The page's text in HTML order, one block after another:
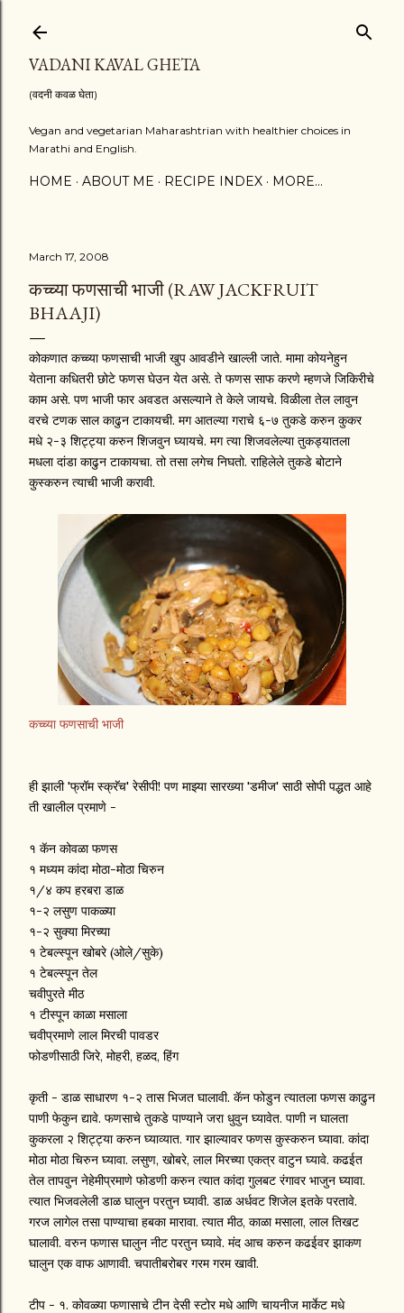
VADANI KAVAL GHETA
(वदनी कवळ घेता)
Vegan and vegetarian Maharashtrian with healthier choices in
Marathi and English.
HOME ABOUT ME RECIPE INDEX MORE…
March 17, 2008
कच्च्या फणसाची भाजी (RAW JACKFRUIT
BHAAJI)
कोकणात कच्च्या फणसाची भाजी खुप आवडीने खाल्ली जाते. मामा कोयनेहुन
येताना कधितरी छोटे फणस घेउन येत असे. ते फणस साफ करणे म्हणजे जिकिरीचे
काम असे. पण भाजी फार अवडत असल्याने ते केले जायचे. विळीला तेल लावुन
वरचे टणक साल काढुन टाकायची. मग आतल्या गराचे ६-७ तुकडे करुन कुकर
मधे २-३ शिट्ट्या करुन शिजवुन घ्यायचे. मग त्या शिजवलेल्या तुकड्यातला
मधला दांडा काढुन टाकायचा. तो तसा लगेच निघतो. राहिलेले तुकडे बोटाने
कुस्करुन त्याची भाजी करावी.
कच्च्या फणसाची भाजी
ही झाली 'फ्रॉम स्क्रॅच' रेसीपी! पण माझ्या सारख्या 'डमीज' साठी सोपी पद्धत आहे
ती खालील प्रमाणे -
१ कॅन कोवळा फणस
१ मध्यम कांदा मोठा-मोठा चिरुन
१/४ कप हरबरा डाळ
१-२ लसुण पाकळ्या
१-२ सुक्या मिरच्या
१ टेबल्स्पून खोबरे (ओले/सुके)
१ टेबल्स्पून तेल
चवीपुरते मीठ
१ टीस्पून काळा मसाला
चवीप्रमाणे लाल मिरची पावडर
फोडणीसाठी जिरे, मोहरी, हळद, हिंग
कृती - डाळ साधारण १-२ तास भिजत घालावी. कॅन फोडुन त्यातला फणस काढुन
पाणी फेकुन द्यावे. फणसाचे तुकडे पाण्याने जरा धुवुन घ्यावेत. पाणी न घालता
कुकरला २ शिट्ट्या करुन घ्याव्यात. गार झाल्यावर फणस कुस्करुन घ्यावा. कांदा
मोठा मोठा चिरुन घ्यावा. लसुण, खोबरे, लाल मिरच्या एकत्र वाटुन घ्यावे. कढईत
तेल तापवुन नेहेमीप्रमाणे फोडणी करुन त्यात कांदा गुलबट रंगावर भाजुन घ्यावा.
त्यात भिजवलेली डाळ घालुन परतुन घ्यावी. डाळ अर्धवट शिजेल इतके परतावे.
गरज लागेल तसा पाण्याचा हबका मारावा. त्यात मीठ, काळा मसाला, लाल तिखट
घालावी. वरुन फणास घालुन नीट परतुन घ्यावे. मंद आच करुन कढईवर झाकण
घालुन एक वाफ आणावी. चपातीबरोबर गरम गरम खावी.
टीप - १. कोवळ्या फणासाचे टीन देसी स्टोर मधे आणि चायनीज मार्केट मधे